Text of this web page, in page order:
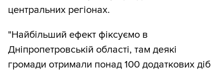
центральних регіонах.
"Найбільший ефект фіксуємо в
Дніпропетровській області, там деякі
громади отримали понад 100 додаткових діб